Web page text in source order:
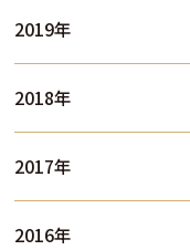
2019年
2018年
2017年
2016年